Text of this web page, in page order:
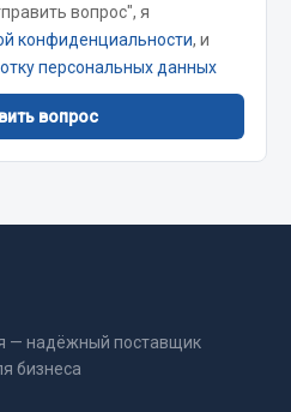
вопрос", я
конфиденциальности, и
персональных данных
вопрос
— надёжный поставщик
бизнеса